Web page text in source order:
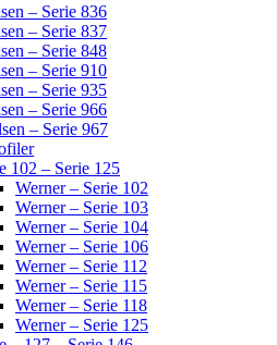
– Serie 836
– Serie 837
– Serie 848
– Serie 910
– Serie 935
– Serie 966
– Serie 967
102 – Serie 125
Werner – Serie 102
Werner – Serie 103
Werner – Serie 104
Werner – Serie 106
Werner – Serie 112
Werner – Serie 115
Werner – Serie 118
Werner – Serie 125